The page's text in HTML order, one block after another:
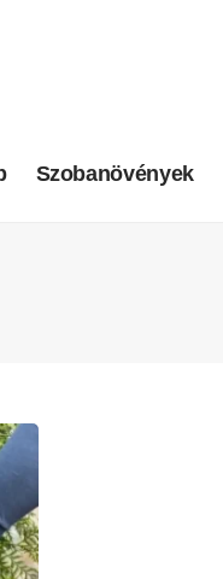
Szobanövények